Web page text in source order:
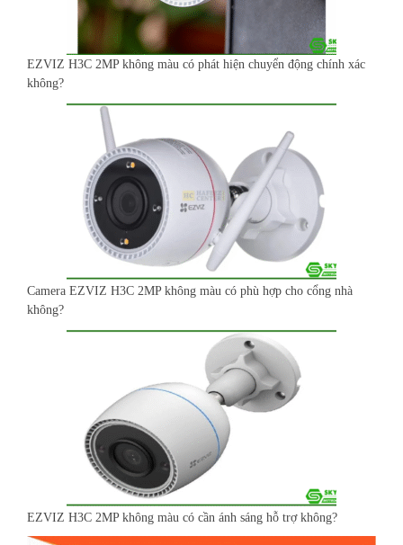
EZVIZ H3C 2MP không màu có phát hiện chuyển động chính xác
không?
Camera EZVIZ H3C 2MP không màu có phù hợp cho cổng nhà
không?
EZVIZ H3C 2MP không màu có cần ánh sáng hỗ trợ không?